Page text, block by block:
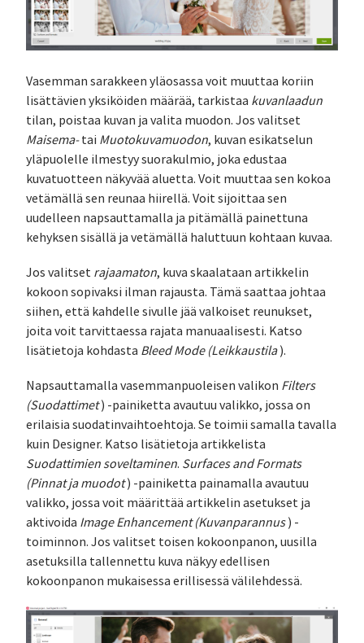
Vasemman sarakkeen yläosassa voit muuttaa koriin
lisättävien yksiköiden määrää, tarkistaa kuvanlaadun
tilan, poistaa kuvan ja valita muodon. Jos valitset
Maisema-tai Muotokuvamuodon, kuvan esikatselun
yläpuolelle ilmestyy suorakulmio, joka edustaa
kuvatuotteen näkyvää aluetta. Voit muuttaa sen kokoa
vetämällä sen reunaa hiirellä. Voit sijoittaa sen
uudelleen napsauttamalla ja pitämällä painettuna
kehyksen sisällä ja vetämällä haluttuun kohtaan kuvaa.
Jos valitset rajaamaton, kuva skaalataan artikkelin
kokoon sopivaksi ilman rajausta. Tämä saattaa johtaa
siihen, että kahdelle sivulle jää valkoiset reunukset,
joita voit tarvittaessa rajata manuaalisesti. Katso
lisätietoja kohdasta Bleed Mode (Leikkaustila).
Napsauttamalla vasemmanpuoleisen valikon Filters
(Suodattimet) -painiketta avautuu valikko, jossa on
erilaisia suodatinvaihtoehtoja. Se toimii samalla tavalla
kuin Designer. Katso lisätietoja artikkelista
Suodattimien soveltaminen. Surfaces and Formats
(Pinnat ja muodot) -painiketta painamalla avautuu
valikko, jossa voit määrittää artikkelin asetukset ja
aktivoida Image Enhancement (Kuvanparannus) -
toiminnon. Jos valitset toisen kokoonpanon, uusilla
asetuksilla tallennettu kuva näkyy edellisen
kokoonpanon mukaisessa erillisessä välilehdessä.